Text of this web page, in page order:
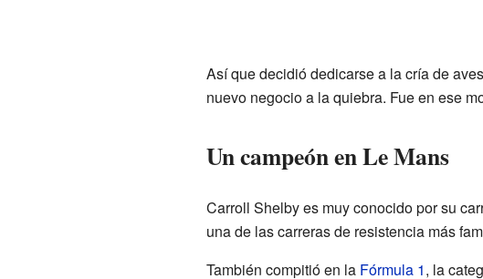
Así que decidió dedicarse a la cría de
nuevo negocio a la quiebra. Fue en ese
Un campeón en Le Mans
Carroll Shelby es muy conocido por su
una de las carreras de resistencia más
También compitió en la Fórmula 1, la